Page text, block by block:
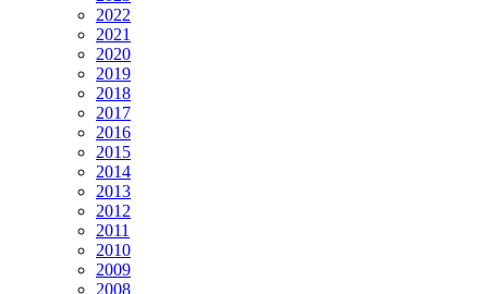
2022
2021
2020
2019
2018
2017
2016
2015
2014
2013
2012
2011
2010
2009
2008